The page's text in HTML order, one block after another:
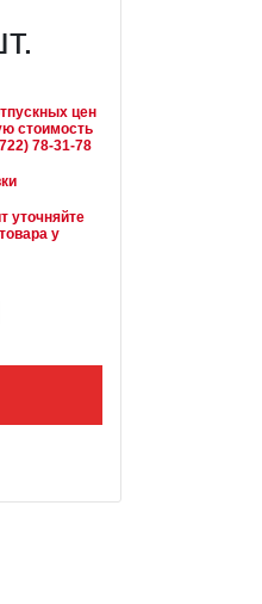
цен
стоимость
уточняйте
у